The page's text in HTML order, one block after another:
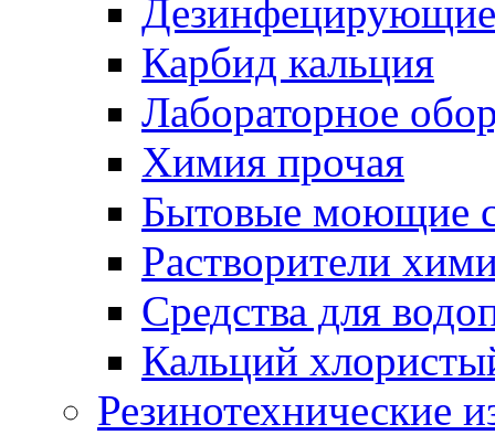
Дезинфецирующие
Карбид кальция
Лабораторное
Химия прочая
Бытовые моющие
Растворители
Средства для
Кальций
Резинотехнические